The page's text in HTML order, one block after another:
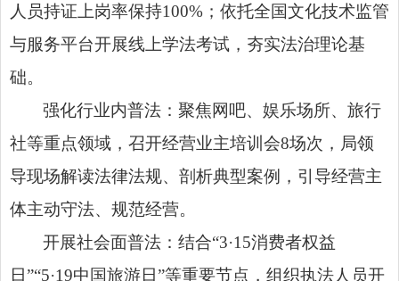
人员持证上岗率保持100%；依托全国文化技术监管
与服务平台开展线上学法考试，夯实法治理论基
础。
强化行业内普法：聚焦网吧、娱乐场所、旅行
社等重点领域，召开经营业主培训会8场次，局领
导现场解读法律法规、剖析典型案例，引导经营主
体主动守法、规范经营。
开展社会面普法：结合“3·15消费者权益
日”“5·19中国旅游日”等重要节点，组织执法人员开